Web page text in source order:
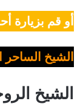
أو قم بزيارة
الشيخ الساحر
الشيخ